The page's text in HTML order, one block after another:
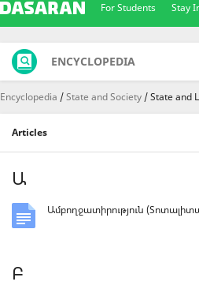
For Students Stay
ENCYCLOPEDIA
Encyclopedia State and Society State and
Articles
Ա
Ամբողջատիրություն
Բ